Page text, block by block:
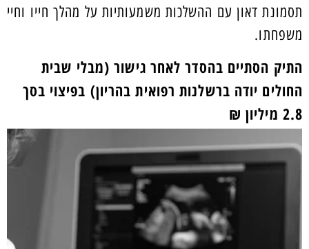
תסמונת דאון עם ההשלכות משמעותיות על מהלך חייו וחיי
משפחתו.
התיק הסתיים בהסדר לאחר גישור (מבלי שבית
החולים יודה ברשלנות רפואית בהריון) בפיצוי בסך
2.8 מיליון ₪